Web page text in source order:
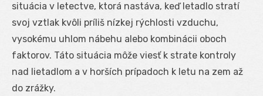
situácia v letectve, ktorá nastáva, keď letadlo stratí
svoj vztlak kvôli príliš nízkej rýchlosti vzduchu,
vysokému uhlom nábehu alebo kombinácii oboch
faktorov. Táto situácia môže viesť k strate kontroly
nad lietadlom a v horších prípadoch k letu na zem až
do zrážky.